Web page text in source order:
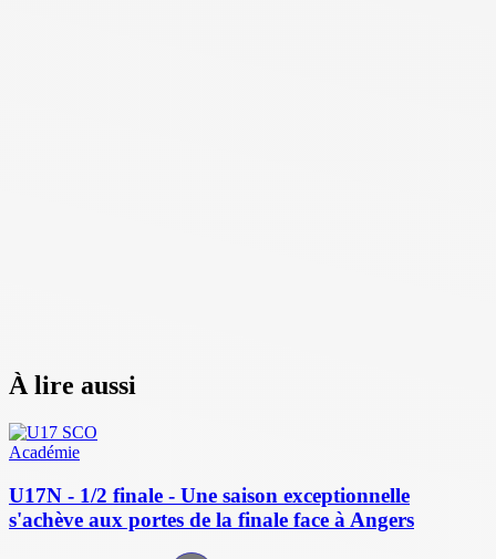
À lire aussi
Académie
U17N - 1/2 finale - Une saison exceptionnelle
s'achève aux portes de la finale face à Angers